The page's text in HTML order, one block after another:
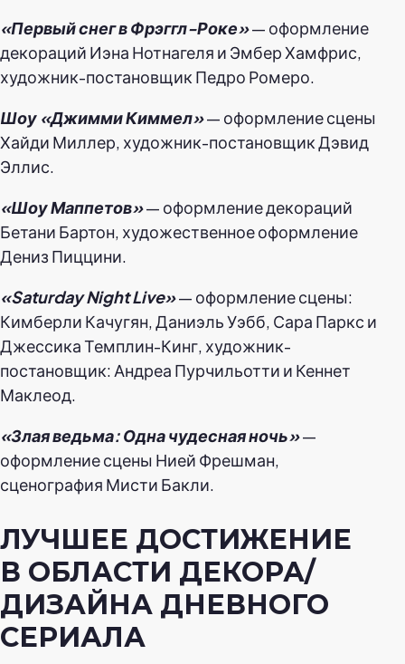
«Первый снег в Фрэггл-Роке»— оформление
декораций Иэна Нотнагеля и Эмбер Хамфрис,
художник-постановщик Педро Ромеро.
Шоу «Джимми Киммел»— оформление сцены
Хайди Миллер, художник-постановщик Дэвид
Эллис.
«Шоу Маппетов»— оформление декораций
Бетани Бартон, художественное оформление
Дениз Пиццини.
«Saturday Night Live»— оформление сцены:
Кимберли Качугян, Даниэль Уэбб, Сара Паркс и
Джессика Темплин-Кинг, художник-
постановщик: Андреа Пурчильотти и Кеннет
Маклеод.
«Злая ведьма: Одна чудесная ночь»—
оформление сцены Нией Фрешман,
сценография Мисти Бакли.
ЛУЧШЕЕ ДОСТИЖЕНИЕ
В ОБЛАСТИ ДЕКОРА/
ДИЗАЙНА ДНЕВНОГО
СЕРИАЛА